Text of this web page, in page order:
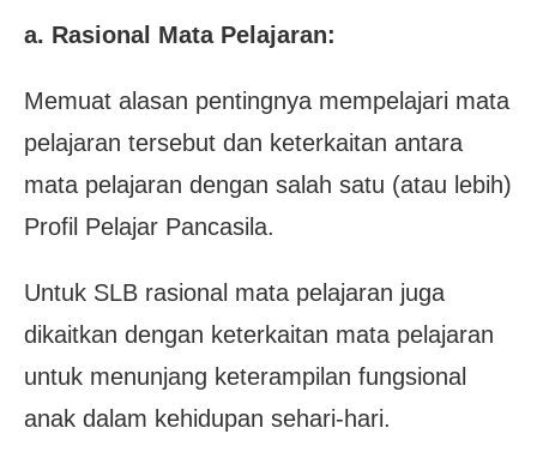
a. Rasional Mata Pelajaran:
Memuat alasan pentingnya mempelajari mata
pelajaran tersebut dan keterkaitan antara
mata pelajaran dengan salah satu (atau lebih)
Profil Pelajar Pancasila.
Untuk SLB rasional mata pelajaran juga
dikaitkan dengan keterkaitan mata pelajaran
untuk menunjang keterampilan fungsional
anak dalam kehidupan sehari-hari.